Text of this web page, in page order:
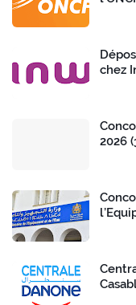
chez
2026